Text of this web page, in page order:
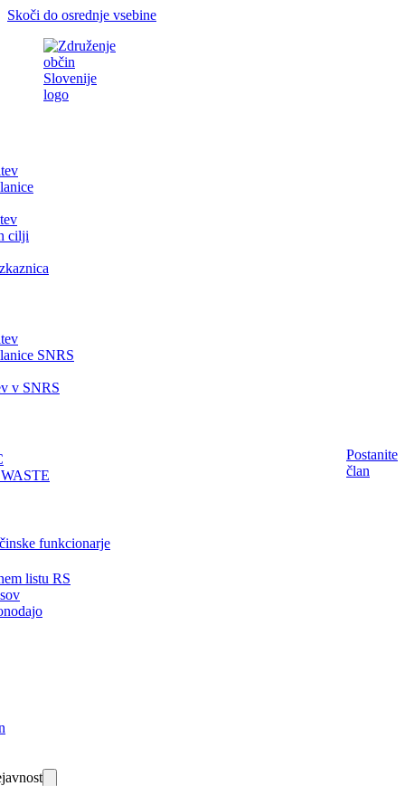
Skoči do osrednje vsebine
cilji
SNRS
v SNRS
funkcionarje
listu RS
Postanite
član